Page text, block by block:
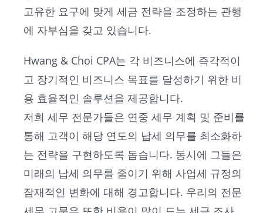
고유한 요구에 맞게 세금 전략을 조정하는 관행
에 자부심을 갖고 있습니다.
Hwang & Choi CPA는 각 비즈니스에 즉각적이
고 장기적인 비즈니스 목표를 달성하기 위한 비
용 효율적인 솔루션을 제공합니다.
저희 세무 전문가들은 연중 세무 계획 및 준비를
통해 고객이 해당 연도의 납세 의무를 최소화하
는 전략을 구현하도록 돕습니다. 동시에 그들은
미래의 납세 의무를 줄이기 위해 사업세 규정의
잠재적인 변화에 대해 경고합니다. 우리의 전문